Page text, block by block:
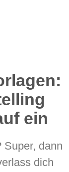
ein
Super, dann
dich